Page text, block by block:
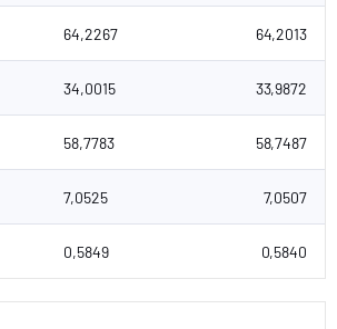
64,2267 64,2013
34,0015 33,9872
58,7783 58,7487
7,0525 7,0507
0,5849 0,5840